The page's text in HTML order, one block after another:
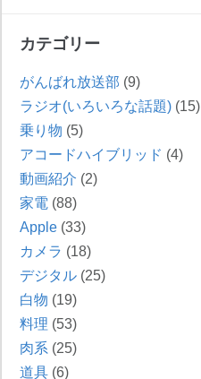
カテゴリー
がんばれ放送部 (9)
ラジオ(いろいろな話題) (15)
乗り物 (5)
アコードハイブリッド (4)
動画紹介 (2)
家電 (88)
Apple (33)
カメラ (18)
デジタル (25)
白物 (19)
料理 (53)
肉系 (25)
道具 (6)